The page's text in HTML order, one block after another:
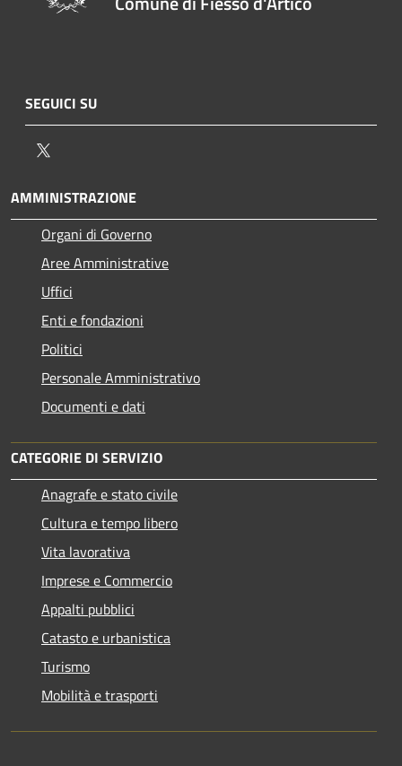
SEGUICI SU
AMMINISTRAZIONE
Organi di Governo
Aree Amministrative
Uffici
Enti e fondazioni
Politici
Personale Amministrativo
Documenti e dati
CATEGORIE DI SERVIZIO
Anagrafe e stato civile
Cultura e tempo libero
Vita lavorativa
Imprese e Commercio
Appalti pubblici
Catasto e urbanistica
Turismo
Mobilità e trasporti